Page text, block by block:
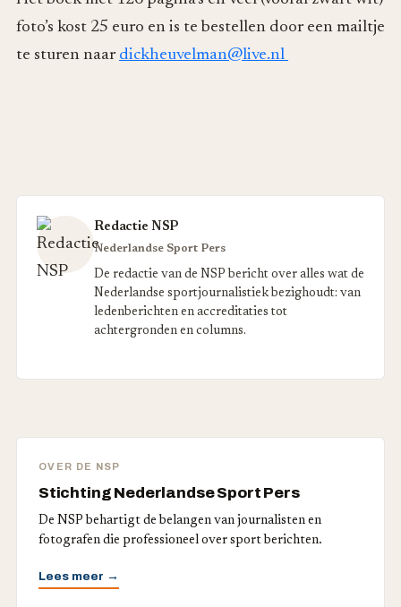
foto’s kost 25 euro en is te bestellen door een mailtje
te sturen naar dickheuvelman@live.nl
Redactie NSP
Nederlandse Sport Pers
De redactie van de NSP bericht over alles wat de
Nederlandse sportjournalistiek bezighoudt: van
ledenberichten en accreditaties tot
achtergronden en columns.
OVER DE NSP
Stichting Nederlandse Sport Pers
De NSP behartigt de belangen van journalisten en
fotografen die professioneel over sport berichten.
Lees meer →